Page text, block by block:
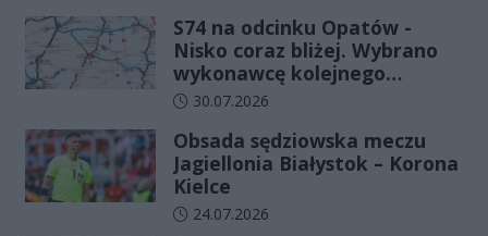
S74 na odcinku Opatów -
Nisko coraz bliżej. Wybrano
wykonawcę kolejnego
odcinka
Data dodania artykułu:
30.07.2026
Obsada sędziowska meczu
Jagiellonia Białystok – Korona
Kielce
Data dodania artykułu:
24.07.2026